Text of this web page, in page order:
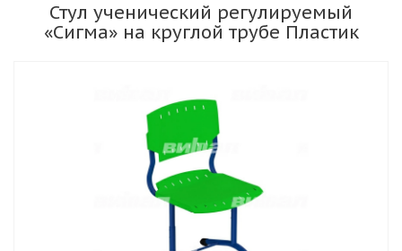
Стул ученический регулируемый
«Сигма» на круглой трубе Пластик